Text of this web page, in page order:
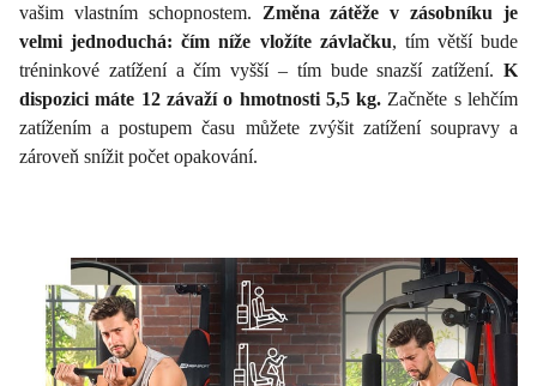
vašim vlastním schopnostem. Změna zátěže v zásobníku je
velmi jednoduchá: čím níže vložíte závlačku, tím větší bude
tréninkové zatížení a čím vyšší – tím bude snazší zatížení. K
dispozici máte 12 závaží o hmotnosti 5,5 kg. Začněte s lehčím
zatížením a postupem času můžete zvýšit zatížení soupravy a
zároveň snížit počet opakování.